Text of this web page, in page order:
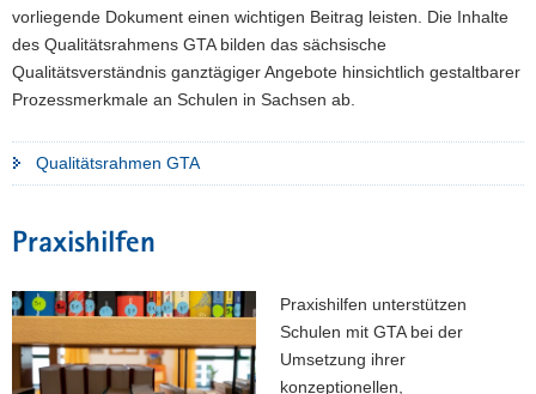
vorliegende Dokument einen wichtigen Beitrag leisten. Die Inhalte
des Qualitätsrahmens GTA bilden das sächsische
Qualitätsverständnis ganztägiger Angebote hinsichtlich gestaltbarer
Prozessmerkmale an Schulen in Sachsen ab.
Qualitätsrahmen GTA
Praxishilfen
Praxishilfen unterstützen
Schulen mit GTA bei der
Umsetzung ihrer
konzeptionellen,